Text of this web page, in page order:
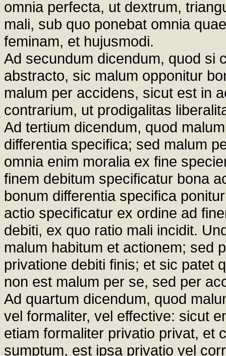
omnia perfecta, ut dextrum,
mali, sub quo ponebat omnia
feminam, et hujusmodi.
Ad secundum dicendum, quod si
abstracto, sic malum opponitur
malum per accidens, sicut est in
contrarium, ut prodigalitas
Ad tertium dicendum, quod
differentia specifica; sed malum
omnia enim moralia ex fine
finem debitum specificatur bona
bonum differentia specifica
actio specificatur ex ordine ad
debiti, ex quo ratio mali incidit.
malum habitum et actionem; sed
privatione debiti finis; et sic patet
non est malum per se, sed per
Ad quartum dicendum, quod
vel formaliter, vel effective: sicut
etiam formaliter privatio privat, et
sumptum, est ipsa privatio vel